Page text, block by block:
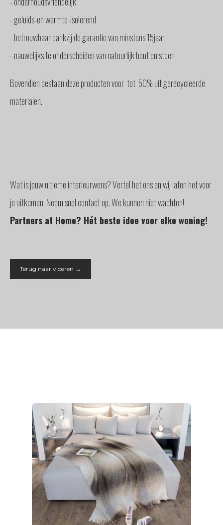
- geluids-en warmte-isolerend
- betrouwbaar dankzij de garantie van minstens 15jaar
- nauwelijks te onderscheiden van natuurlijk hout en steen
Bovendien bestaan deze producten voor tot 50% uit gerecycleerde
materialen.
Wat is jouw ultieme interieurwens? Vertel het ons en wij laten het voor
je uitkomen. Neem snel contact op. We kunnen niet wachten!
Partners at Home? Hét beste idee voor elke woning!
Terug naar vloeren →